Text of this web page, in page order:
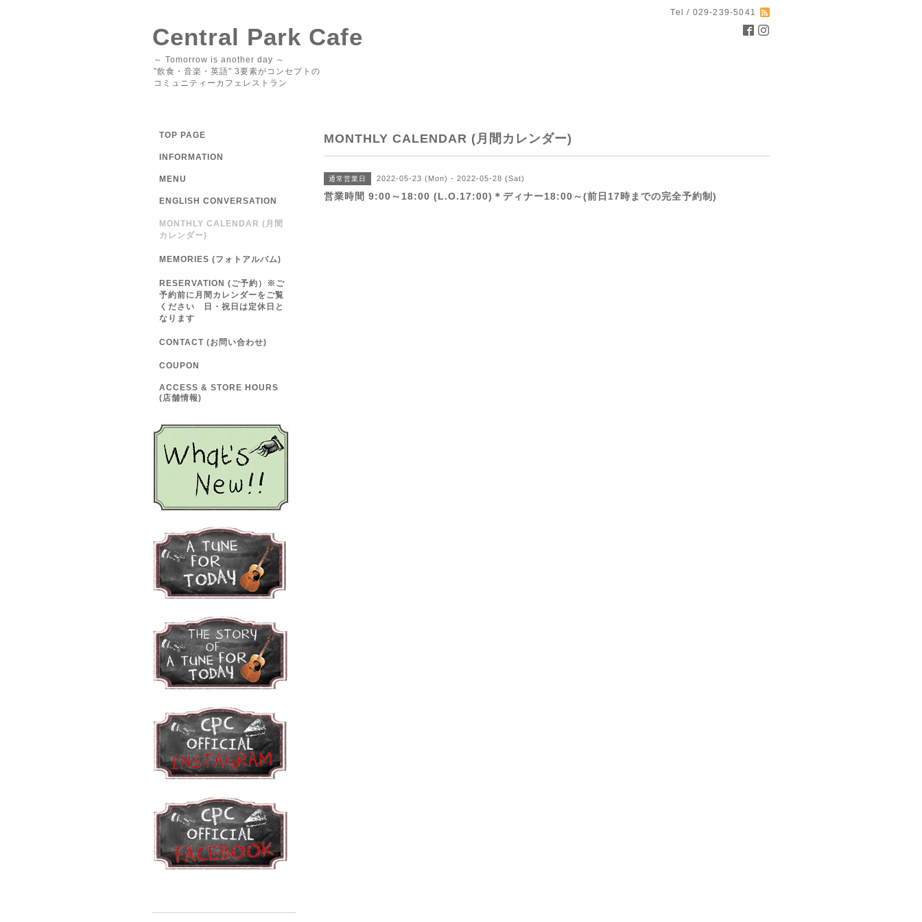
Tel / 029-239-5041
Central Park Cafe
～ Tomorrow is another day ～
"飲食・音楽・英語" 3要素がコンセプトの
コミュニティーカフェレストラン
MONTHLY CALENDAR (月間カレンダー)
通常営業日 2022-05-23 (Mon) - 2022-05-28 (Sat)
営業時間 9:00～18:00 (L.O.17:00)＊ディナー18:00～(前日17時までの完全予約制)
TOP PAGE
INFORMATION
MENU
ENGLISH CONVERSATION
MONTHLY CALENDAR (月間
カレンダー)
MEMORIES (フォトアルバム)
RESERVATION (ご予約）※ご
予約前に月間カレンダーをご覧
ください 日・祝日は定休日と
なります
CONTACT (お問い合わせ)
COUPON
ACCESS & STORE HOURS
(店舗情報)